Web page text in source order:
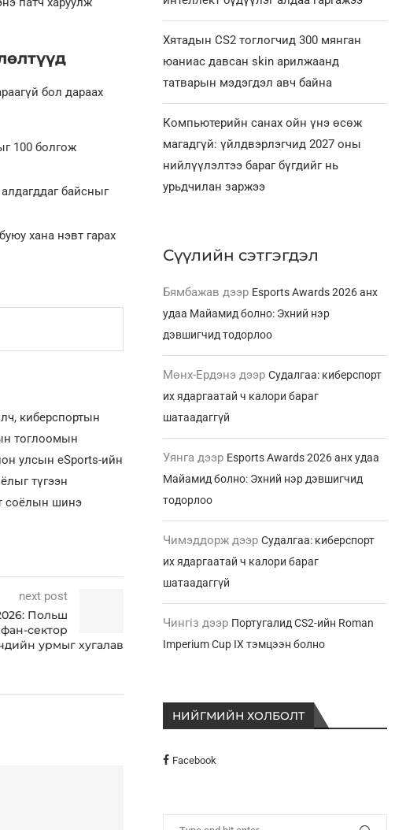
бол дараах
100 болгож
байсныг
хана нэвт гарах
киберспортын
тоглоомын
улсын eSports-ийн
түгээн
соёлын шинэ
next post
Польш
сектор
урмыг хугалав
Хятадын CS2 тоглогчид 300 мянган
юаниас давсан skin арилжаанд
татварын мэдэгдэл авч байна
Компьютерийн санах ойн үнэ өсөж
магадгүй: үйлдвэрлэгчид 2027 оны
нийлүүлэлтээ бараг бүгдийг нь
урьдчилан заржээ
Сүүлийн сэтгэгдэл
Бямбажав дээр Esports Awards 2026 анх
удаа Майамид болно: Эхний нэр
дэвшигчид тодорлоо
Мөнх-Ердэнэ дээрСудалгаа: киберспорт
их ядаргаатай ч калори бараг
шатаадаггүй
Уянга дээр Esports Awards 2026 анх удаа
Майамид болно: Эхний нэр дэвшигчид
тодорлоо
Чимэддорж дээрСудалгаа: киберспорт
их ядаргаатай ч калори бараг
шатаадаггүй
Чингіз дээр Португалид CS2-ийн Roman
Imperium Cup IX тэмцээн болно
НИЙГМИЙН ХОЛБОЛТ
Facebook